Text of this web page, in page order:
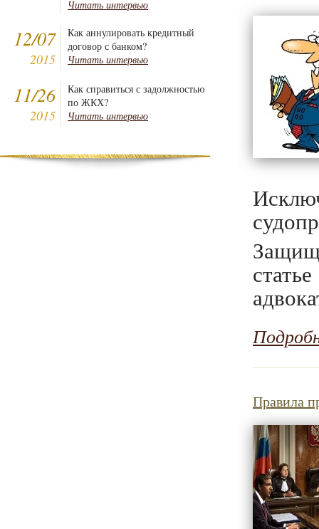
Читать интервью
12/07
2015
Как аннулировать кредитный
договор с банком?
Читать интервью
11/26
2015
Как справиться с задолжностью
по ЖКХ?
Читать интервью
Правила